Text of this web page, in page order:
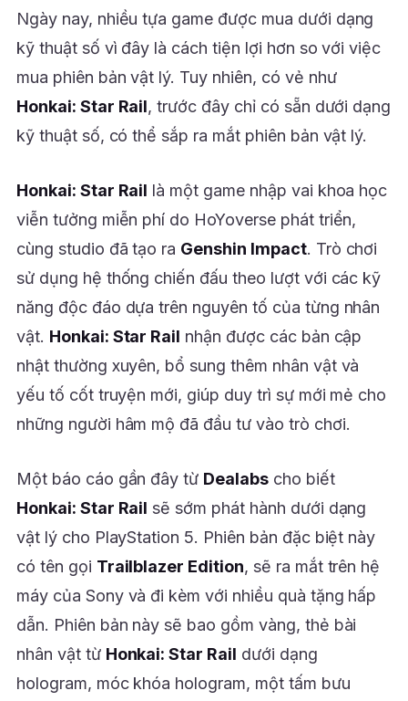
Ngày nay, nhiều tựa game được mua dưới dạng
kỹ thuật số vì đây là cách tiện lợi hơn so với việc
mua phiên bản vật lý. Tuy nhiên, có vẻ như
Honkai: Star Rail, trước đây chỉ có sẵn dưới dạng
kỹ thuật số, có thể sắp ra mắt phiên bản vật lý.
Honkai: Star Rail là một game nhập vai khoa học
viễn tưởng miễn phí do HoYoverse phát triển,
cùng studio đã tạo ra Genshin Impact. Trò chơi
sử dụng hệ thống chiến đấu theo lượt với các kỹ
năng độc đáo dựa trên nguyên tố của từng nhân
vật. Honkai: Star Rail nhận được các bản cập
nhật thường xuyên, bổ sung thêm nhân vật và
yếu tố cốt truyện mới, giúp duy trì sự mới mẻ cho
những người hâm mộ đã đầu tư vào trò chơi.
Một báo cáo gần đây từ Dealabscho biết
Honkai: Star Rail sẽ sớm phát hành dưới dạng
vật lý cho PlayStation 5. Phiên bản đặc biệt này
có tên gọi Trailblazer Edition, sẽ ra mắt trên hệ
máy của Sony và đi kèm với nhiều quà tặng hấp
dẫn. Phiên bản này sẽ bao gồm vàng, thẻ bài
nhân vật từ Honkai: Star Rail dưới dạng
hologram, móc khóa hologram, một tấm bưu